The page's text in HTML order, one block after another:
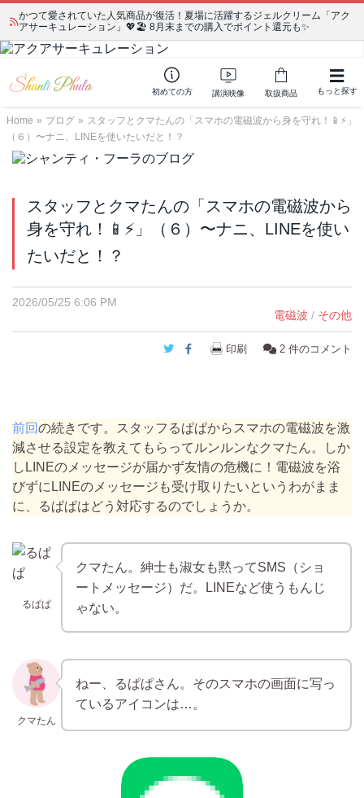
かつて愛されていた人気商品が復活！夏場に活躍するジェルクリーム「アク
アサーキュレーション」💖🏖️ 8月末までの購入でポイント還元も✨
初めての方 講演映像 取扱商品 もっと探す
Home » ブログ » スタッフとクマたんの「スマホの電磁波から身を守れ！📱⚡️」
（６）〜ナニ、LINEを使いたいだと！？
スタッフとクマたんの「スマホの電磁波から
身を守れ！📱⚡️」（６）〜ナニ、LINEを使い
たいだと！？
2026/05/25 6:06 PM
電磁波 / その他
Twitter
Facebook
印刷 2 件のコメント
前回の続きです。スタッフるぱぱからスマホの電磁波を激
減させる設定を教えてもらってルンルンなクマたん。しか
しLINEのメッセージが届かず友情の危機に！電磁波を浴
びずにLINEのメッセージも受け取りたいというわがまま
に、るぱぱはどう対応するのでしょうか。
るぱぱ
クマたん。紳士も淑女も黙ってSMS（ショ
ートメッセージ）だ。LINEなど使うもんじ
ゃない。
クマたん
ねー、るぱぱさん。そのスマホの画面に写っ
ているアイコンは…。